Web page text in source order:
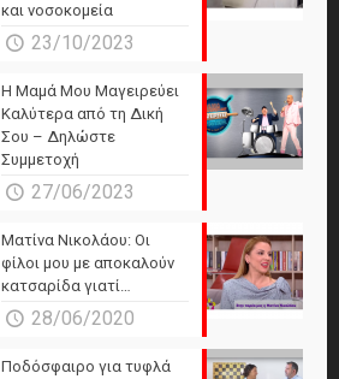
και νοσοκομεία
23/10/2023
Η Μαμά Μου Μαγειρεύει
Καλύτερα από τη Δική
Σου – Δηλώστε
Συμμετοχή
27/06/2023
Ματίνα Νικολάου: Οι
φίλοι μου με αποκαλούν
κατσαρίδα γιατί…
28/06/2020
Ποδόσφαιρο για τυφλά